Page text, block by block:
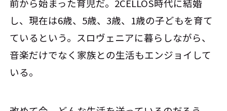
前から始まった育児だ。2CELLOS時代に結婚
し、現在は6歳、5歳、3歳、1歳の子どもを育て
ているという。スロヴェニアに暮らしながら、
音楽だけでなく家族との生活もエンジョイして
いる。